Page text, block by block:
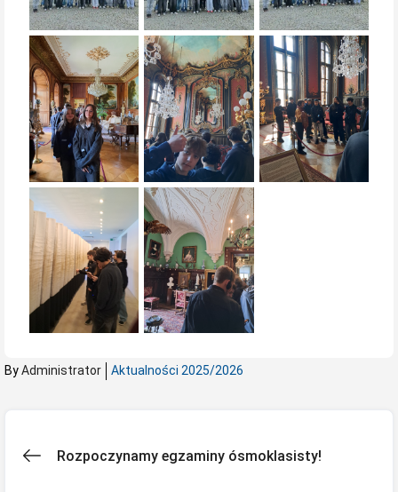
ByAdministrator Aktualności 2025/2026
Nawigacja
Rozpoczynamy egzaminy ósmoklasisty!